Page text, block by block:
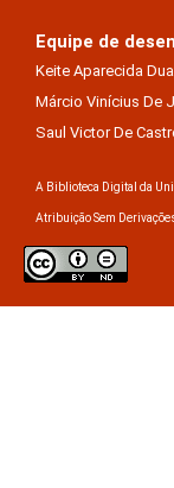
Equipe de
Keite Aparecida
Márcio Vinícius De
Saul Victor De
A Biblioteca Digital da
Atribuição Sem